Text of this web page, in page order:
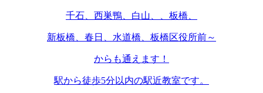
千石、西巣鴨、白山、、板橋、
新板橋、春日、水道橋、板橋区役所前～
からも通えます！
駅から徒歩5分以内の駅近教室です。